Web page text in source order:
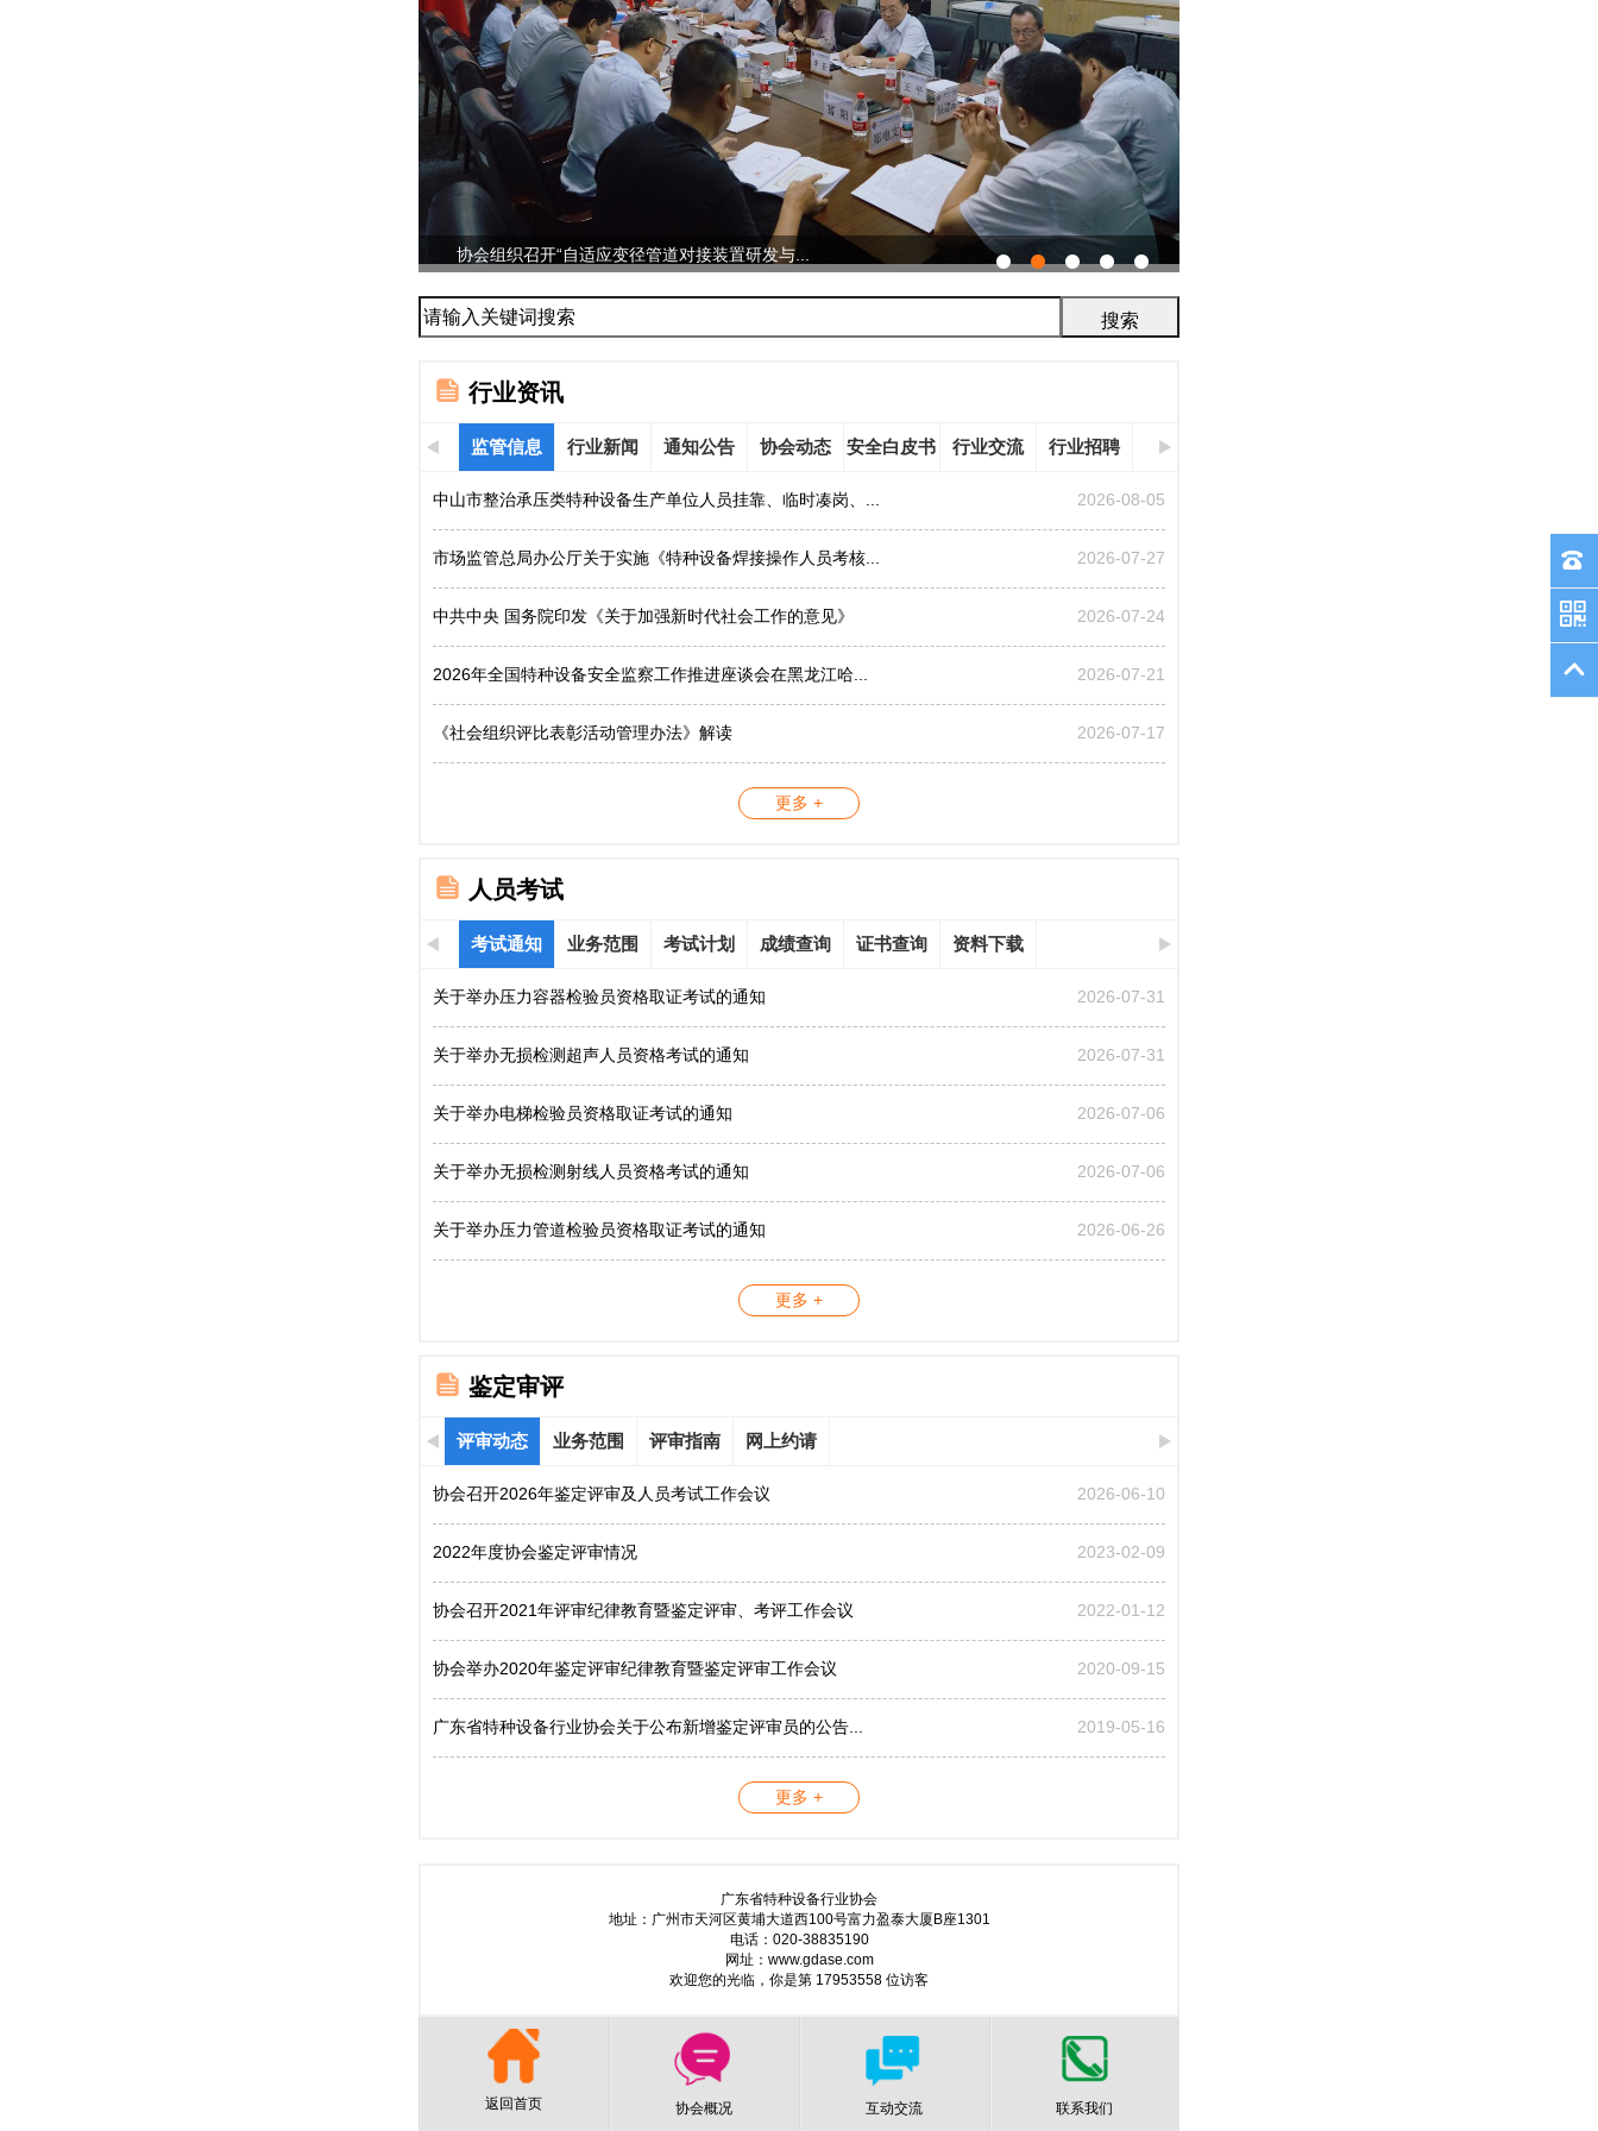
协会组织召开“自适应变径管道对接装置研发与...
行业资讯
监管信息 行业新闻 通知公告 协会动态 安全白皮书 行业交流 行业招聘
中山市整治承压类特种设备生产单位人员挂靠、临时凑岗、... 2026-08-05
市场监管总局办公厅关于实施《特种设备焊接操作人员考核... 2026-07-27
中共中央 国务院印发《关于加强新时代社会工作的意见》 2026-07-24
2026年全国特种设备安全监察工作推进座谈会在黑龙江哈... 2026-07-21
《社会组织评比表彰活动管理办法》解读 2026-07-17
更多 +
人员考试
考试通知 业务范围 考试计划 成绩查询 证书查询 资料下载
关于举办压力容器检验员资格取证考试的通知 2026-07-31
关于举办无损检测超声人员资格考试的通知 2026-07-31
关于举办电梯检验员资格取证考试的通知 2026-07-06
关于举办无损检测射线人员资格考试的通知 2026-07-06
关于举办压力管道检验员资格取证考试的通知 2026-06-26
更多 +
鉴定审评
评审动态 业务范围 评审指南 网上约请
协会召开2026年鉴定评审及人员考试工作会议 2026-06-10
2022年度协会鉴定评审情况 2023-02-09
协会召开2021年评审纪律教育暨鉴定评审、考评工作会议 2022-01-12
协会举办2020年鉴定评审纪律教育暨鉴定评审工作会议 2020-09-15
广东省特种设备行业协会关于公布新增鉴定评审员的公告... 2019-05-16
更多 +
广东省特种设备行业协会
地址：广州市天河区黄埔大道西100号富力盈泰大厦B座1301
电话：020-38835190
网址：www.gdase.com
欢迎您的光临，你是第 17953558 位访客
返回首页 协会概况 互动交流 联系我们